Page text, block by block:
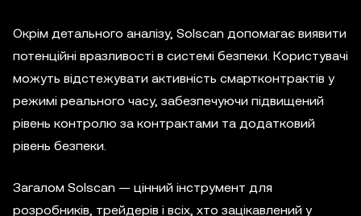
Окрім детального аналізу, Solscan допомагає виявити
потенційні вразливості в системі безпеки. Користувачі
можуть відстежувати активність смартконтрактів у
режимі реального часу, забезпечуючи підвищений
рівень контролю за контрактами та додатковий
рівень безпеки.
Загалом Solscan — цінний інструмент для
розробників, трейдерів і всіх, хто зацікавлений у